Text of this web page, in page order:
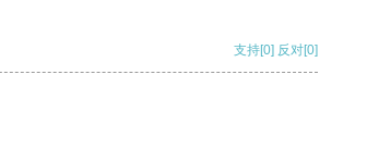
支持[0] 反对[0]